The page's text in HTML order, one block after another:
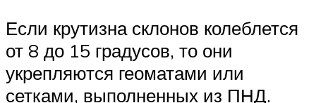
Если крутизна склонов колеблется
от 8 до 15 градусов, то они
укрепляются геоматами или
сетками, выполненных из ПНД.